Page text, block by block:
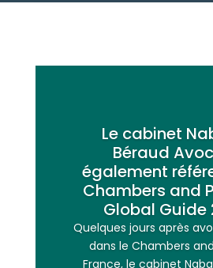
Le cabinet
Béraud
également
Chambers and
Global Guide
Quelques jours après
dans le Chambers
France, le cabinet